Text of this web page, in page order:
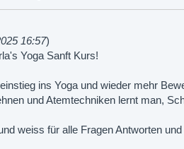
16:57)
Yoga Sanft Kurs!
ins Yoga und wieder mehr
und Atemtechniken lernt man,
weiss für alle Fragen Antworten